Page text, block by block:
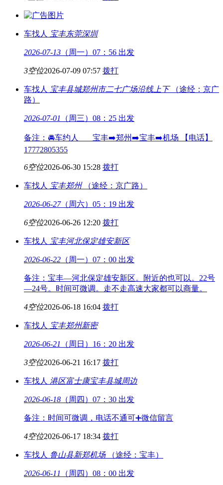
车找人 宝丰东莞深圳
2026-07-13 （周一）07：56 出发
3空位2026-07-09 07:57 拨打
车找人 宝丰县城郑州市二七广场沿线上下
（途经：京广
路）
2026-07-01 （周三）08：25 出发
备注：🚘车约人 宝丰➡️郑州➡️宝丰➡️机场 【电话】
17772805355
6空位2026-06-30 15:28 拨打
车找人 宝丰郑州 （途经：京广路）
2026-06-27（周六）05：19 出发
6空位2026-06-26 12:20 拨打
车找人 宝丰河北保定雄安新区
2026-06-22 （周一）07：00 出发
备注：宝丰—河北保定雄安新区。附近的也可以。22号
—24号。时间可微调。走不走高速大家都可以商量。
4空位2026-06-18 16:04 拨打
车找人 宝丰郑州新密
2026-06-21 （周日）16：20 出发
3空位2026-06-21 16:17 拨打
车找人 港区富士康宝丰县城周边
2026-06-18 （周四）07：30 出发
备注：时间可微调，电话不通可➕微信留言
4空位2026-06-17 18:34 拨打
车找人 鲁山县新郑机场 （途经：宝丰）
2026-06-11 （周四）08：00 出发